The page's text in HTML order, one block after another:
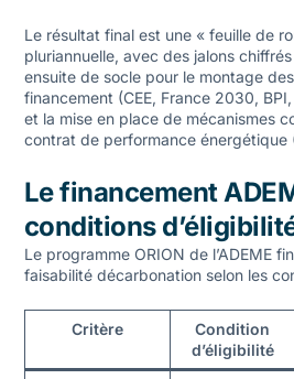
Le résultat final est une « feuille de
pluriannuelle, avec des jalons
ensuite de socle pour le montage
financement (CEE, France 2030,
et la mise en place de mécanismes
contrat de performance énergétique
Le financement
conditions
Le programme ORION de l’ADEME
faisabilité décarbonation selon les
Critère
Condition
d’éligibilité